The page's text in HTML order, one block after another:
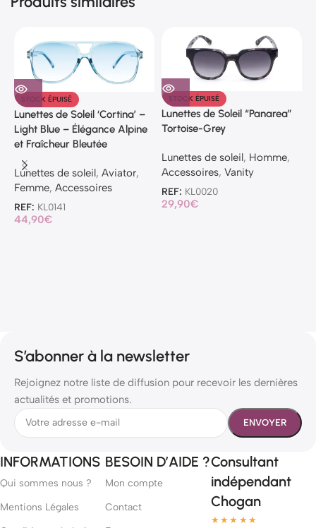
STOCK ÉPUISÉ
Lunettes de Soleil ‘Cortina’ –
Light Blue – Élégance Alpine
et Fraîcheur Bleutée
Lunettes de soleil, Aviator,
Femme, Accessoires
REF: KL0141
44,90€
STOCK ÉPUISÉ
Lunettes de Soleil “Panarea”
Tortoise-Grey
Lunettes de soleil, Homme,
Accessoires, Vanity
REF: KL0020
29,90€
S’abonner à la newsletter
Rejoignez notre liste de diffusion pour recevoir les dernières
actualités et promotions.
INFORMATIONS
Qui sommes nous ?
Mentions Légales
BESOIN D’AIDE ?
Mon compte
Contact
Consultant
indépendant
Chogan
★★★★★